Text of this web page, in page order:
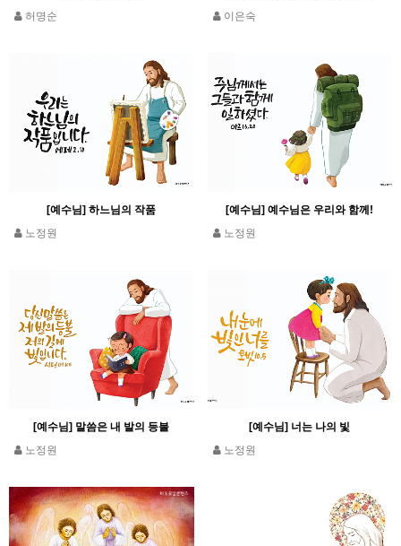
허명순
이은숙
[예수님] 하느님의 작품
노정원
[예수님] 예수님은 우리와 함께!
노정원
[예수님] 말씀은 내 발의 등불
노정원
[예수님] 너는 나의 빛
노정원